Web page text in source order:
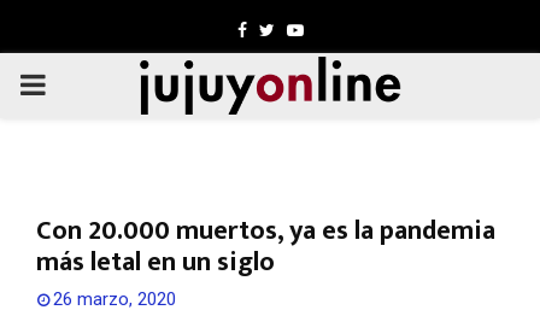
Facebook
TwitterYoutube
PRIMARY
Con 20.000 muertos, ya es la pandemia
más letal en un siglo
26 marzo, 2020